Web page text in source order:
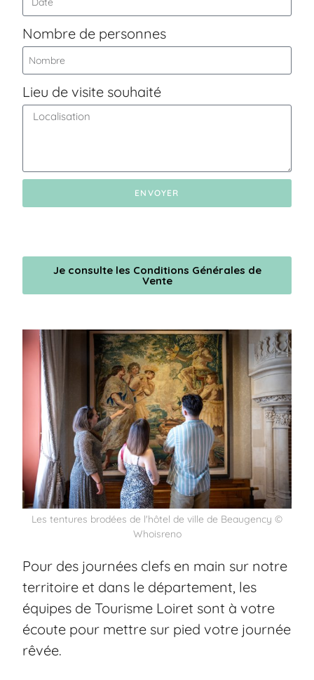
Nombre de personnes
Lieu de visite souhaité
ENVOYER
Je consulte les Conditions Générales de
Vente
Les tentures brodées de l'hôtel de ville de Beaugency ©
Whoisreno
Pour des journées clefs en main sur notre
territoire et dans le département, les
équipes de Tourisme Loiret sont à votre
écoute pour mettre sur pied votre journée
rêvée.